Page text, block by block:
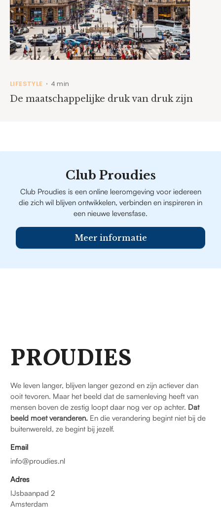
LIFESTYLE • 4 min
De maatschappelijke druk van druk zijn
Club Proudies
Club Proudies is een online leeromgeving voor iedereen
die zich wil blijven ontwikkelen, verbinden en inspireren in
een nieuwe levensfase.
Meer informatie
PROUDIES
We leven langer, blijven langer gezond en zijn actiever dan
ooit tevoren. Maar het beeld dat de samenleving heeft van
mensen boven de zestig loopt daar nog ver op achter. Dat
beeld moet veranderen. En die verandering begint niet bij de
buitenwereld, ze begint bij jezelf.
Email
info@proudies.nl
Adres
IJsbaanpad 2
Amsterdam